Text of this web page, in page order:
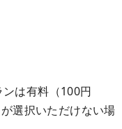
は有料（100円
選択いただけない場